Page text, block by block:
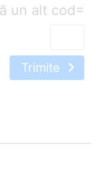
=
Trimite